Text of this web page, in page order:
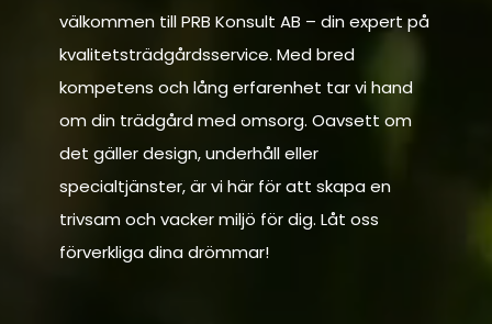
välkommen till PRB Konsult AB – din expert på
kvalitetsträdgårdsservice. Med bred
kompetens och lång erfarenhet tar vi hand
om din trädgård med omsorg. Oavsett om
det gäller design, underhåll eller
specialtjänster, är vi här för att skapa en
trivsam och vacker miljö för dig. Låt oss
förverkliga dina drömmar!